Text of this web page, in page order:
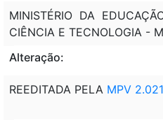
MINISTÉRIO DA
CIÊNCIA E TECNOLOGIA -
Alteração:
REEDITADA PELA MPV